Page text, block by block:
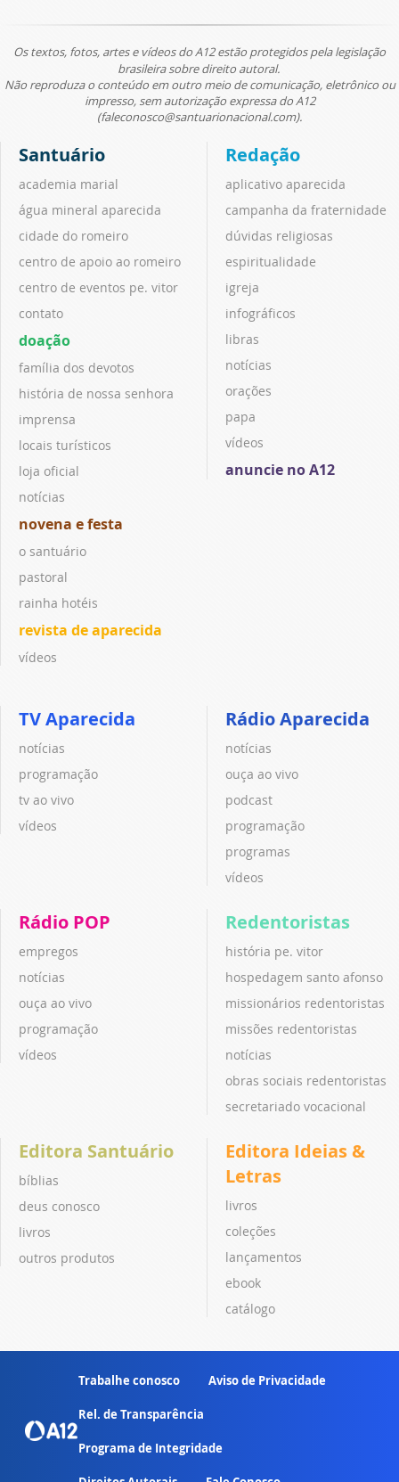
Os textos, fotos, artes e vídeos do A12 estão protegidos pela legislação
brasileira sobre direito autoral.
Não reproduza o conteúdo em outro meio de comunicação, eletrônico ou
impresso, sem autorização expressa do A12
(faleconosco@santuarionacional.com).
Santuário
academia marial
água mineral aparecida
cidade do romeiro
centro de apoio ao romeiro
centro de eventos pe. vitor
contato
doação
família dos devotos
história de nossa senhora
imprensa
locais turísticos
loja oficial
notícias
novena e festa
o santuário
pastoral
rainha hotéis
revista de aparecida
vídeos
Redação
aplicativo aparecida
campanha da fraternidade
dúvidas religiosas
espiritualidade
igreja
infográficos
libras
notícias
orações
papa
vídeos
anuncie no A12
TV Aparecida
notícias
programação
tv ao vivo
vídeos
Rádio Aparecida
notícias
ouça ao vivo
podcast
programação
programas
vídeos
Rádio POP
empregos
notícias
ouça ao vivo
programação
vídeos
Redentoristas
história pe. vitor
hospedagem santo afonso
missionários redentoristas
missões redentoristas
notícias
obras sociais redentoristas
secretariado vocacional
Editora Santuário
bíblias
deus conosco
livros
outros produtos
Editora Ideias &
Letras
livros
coleções
lançamentos
ebook
catálogo
Trabalhe conosco Aviso de Privacidade
Rel. de Transparência
Programa de Integridade